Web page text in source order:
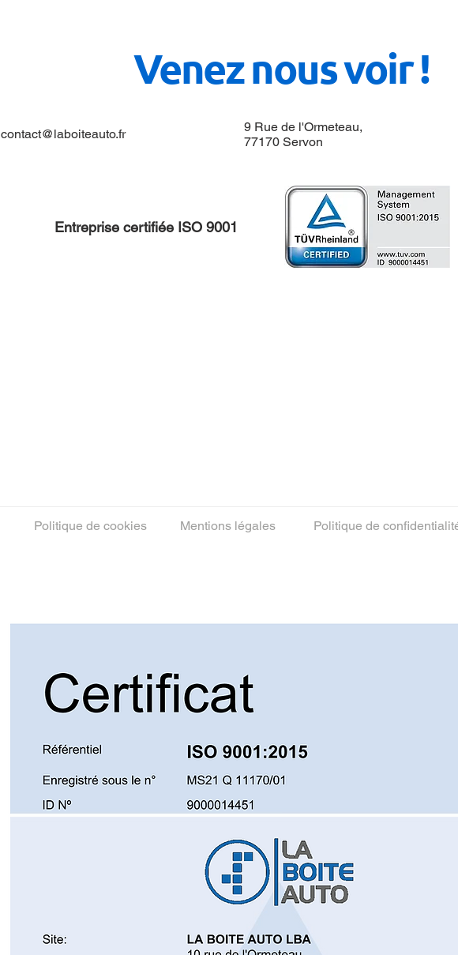
Différents types d'huile
Venez nous voir !
contact@laboiteauto.fr
9 Rue de l'Ormeteau,
77170 Servon
Entreprise certifiée ISO 9001
Politique de cookies Mentions légales Politique de